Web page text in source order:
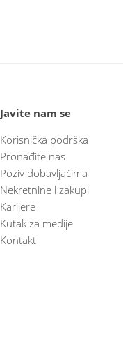
Javite nam se
Korisnička podrška
Pronađite nas
Poziv dobavljačima
Nekretnine i zakupi
Karijere
Kutak za medije
Kontakt